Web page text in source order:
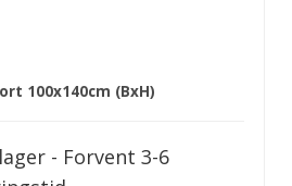
100x140cm (BxH)
- Forvent 3-6